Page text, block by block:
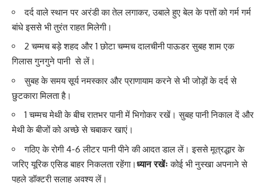
दर्द वाले स्थान पर अरंडी का तेल लगाकर, उबाले हुए बेल के पत्तों को गर्म गर्म
बांधे इससे भी तुरंत राहत मिलेगी।
2 चम्मच बड़े शहद और 1 छोटा चम्मच दालचीनी पाऊडर सुबह शाम एक
गिलास गुनगुने पानी से लें।
सुबह के समय सूर्य नमस्कार और प्राणायाम करने से भी जोड़ों के दर्द से
छुटकारा मिलता है।
1 चम्मच मेथी के बीच रातभर पानी में भिगोकर रखें। सुबह पानी निकाल दें और
मेथी के बीजों को अच्छे से चबाकर खाएं।
गठिए के रोगी 4-6 लीटर पानी पीने की आदत डाल लें। इससे मूत्रद्धार के
जरिए यूरिक एसिड बाहर निकलता रहेंगा।ध्यान रखेंःकोई भी नुस्खा अपनाने से
पहले डॉक्टरी सलाह अवश्य लें।